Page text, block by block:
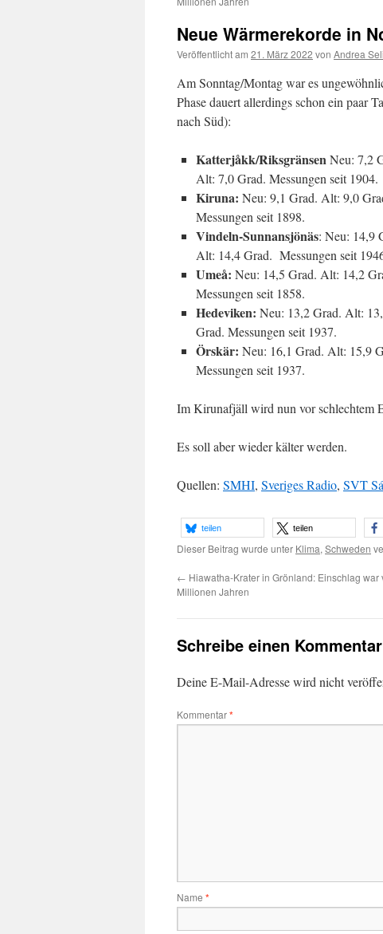
Neue Wärmerekorde in
Veröffentlicht am 21. März 2022 von Andrea
Am Sonntag/Montag war es
Phase dauert allerdings schon ein paar
nach Süd):
Katterjåkk/RiksgränsenNeu: 7,2
Alt: 7,0 Grad. Messungen seit 1904.
Kiruna: Neu: 9,1 Grad. Alt: 9,0
Messungen seit 1898.
Vindeln-Sunnansjönäs: Neu: 14,9
Alt: 14,4 Grad. Messungen seit
Umeå: Neu: 14,5 Grad. Alt: 14,2
Messungen seit 1858.
Hedeviken: Neu: 13,2 Grad. Alt:
Grad. Messungen seit 1937.
Örskär: Neu: 16,1 Grad. Alt: 15,9
Messungen seit 1937.
Im Kirunafjäll wird nun vor schlechtem
Es soll aber wieder kälter werden.
Quellen: SMHI, Sveriges Radio, SVT
teilen teilen
Dieser Beitrag wurde unter Klima, Schweden
← Hiawatha-Krater in Grönland: Einschlag war
Millionen Jahren
Schreibe einen Kommentar
Deine E-Mail-Adresse wird nicht
Kommentar*
Name *